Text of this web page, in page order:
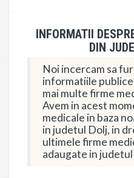
INFORMATII
DIN
Noi incercam sa
informatiile
mai multe firme
Avem in acest
medicale in baza
in judetul Dolj, in
ultimele firme
adaugate in